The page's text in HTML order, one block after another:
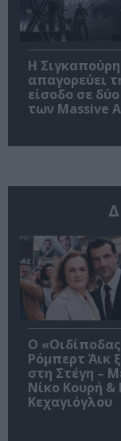
Η Σιγκαπούρη
απαγορεύει
είσοδο σε
των Massive
O
Ρόμπερτ Άικ
στη Στέγη –
Νίκο Κουρή
Κεχαγιόγλου